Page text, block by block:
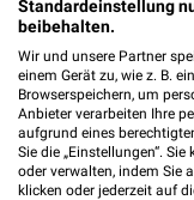
Jetzt alle
Standardeinstellung
beibehalten.
Wir und unsere Partner
einem Gerät zu, wie z. B.
Browserspeichern, um
Anbieter verarbeiten Ihre
aufgrund eines
Sie die „Einstellungen“.
oder verwalten, indem Sie
klicken oder jederzeit auf